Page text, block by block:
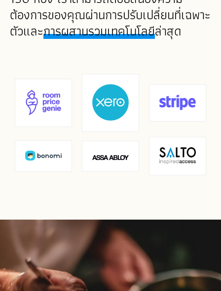
ต้องการของคุณผ่านการปรับเปลี่ยนที่เฉพาะ
ตัวและการผสานรวมเทคโนโลยีล่าสุด